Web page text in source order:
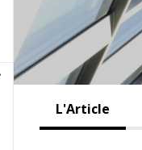
L'Article